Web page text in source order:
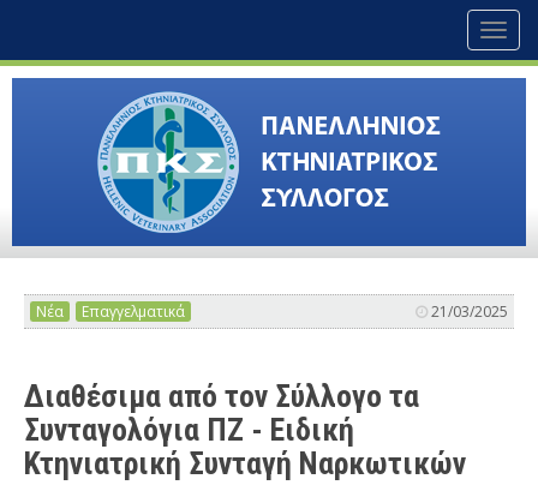
Νέα Επαγγελματικά 21/03/2025
Διαθέσιμα από τον Σύλλογο τα
Συνταγολόγια ΠΖ - Ειδική
Κτηνιατρική Συνταγή Ναρκωτικών